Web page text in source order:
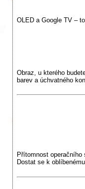
OLED a Google TV –
Obraz, u kterého
barev a úchvatného
Přítomnost operačního
Dostat se k